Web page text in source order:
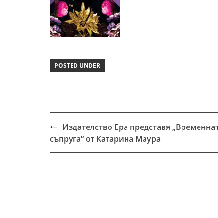
POSTED UNDER
Post
navigation
Издателство Ера представя
съпруга“ от Катарина Маура